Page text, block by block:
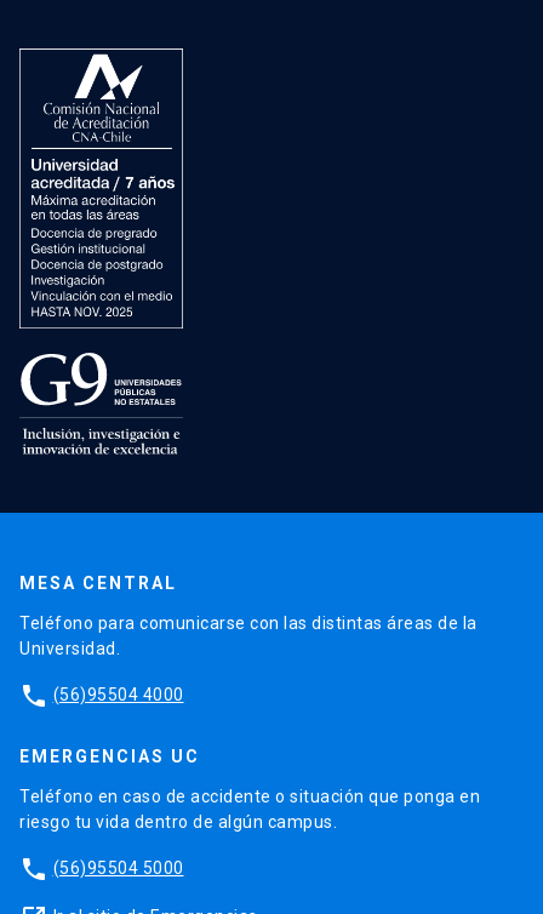
MESA CENTRAL
Teléfono para comunicarse con las distintas áreas de la
Universidad.
phone (56)95504 4000
EMERGENCIAS UC
Teléfono en caso de accidente o situación que ponga en
riesgo tu vida dentro de algún campus.
phone (56)95504 5000